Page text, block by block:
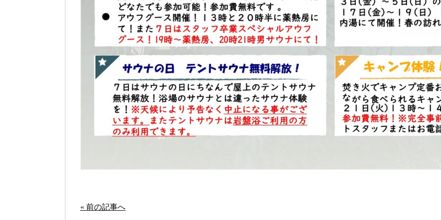
« 前の記事へ